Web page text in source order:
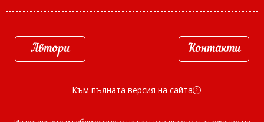
Автори Контакти
Към пълната версия на сайта d